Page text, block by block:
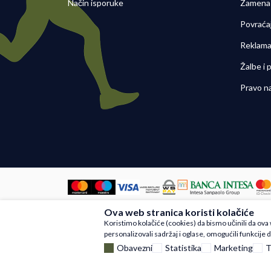
Način isporuke
Žalbe i
Pravo
Nastojimo da budemo što precizniji
artikli prikazani na sajtu su deo
Ova web stranica koristi kolačiće
Koristimo kolačiće (cookies) da bismo učinili da
personalizovali sadržaj i oglase, omogućili funkcije
Obavezni Statistika Marketing